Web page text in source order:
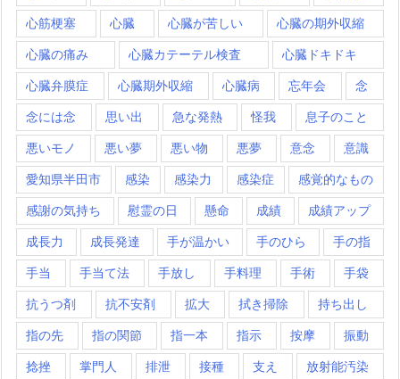
心筋梗塞 心臓 心臓が苦しい 心臓の期外収縮
心臓の痛み 心臓カテーテル検査 心臓ドキドキ
心臓弁膜症 心臓期外収縮 心臓病 忘年会 念
念には念 思い出 急な発熱 怪我 息子のこと
悪いモノ 悪い夢 悪い物 悪夢 意念 意識
愛知県半田市 感染 感染力 感染症 感覚的なもの
感謝の気持ち 慰霊の日 懸命 成績 成績アップ
成長力 成長発達 手が温かい 手のひら 手の指
手当 手当て法 手放し 手料理 手術 手袋
抗うつ剤 抗不安剤 拡大 拭き掃除 持ち出し
指の先 指の関節 指一本 指示 按摩 振動
捻挫 掌門人 排泄 接種 支え 放射能汚染